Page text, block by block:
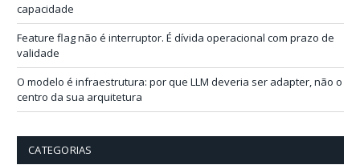
capacidade
Feature flag não é interruptor. É dívida operacional com prazo de
validade
O modelo é infraestrutura: por que LLM deveria ser adapter, não o
centro da sua arquitetura
CATEGORIAS